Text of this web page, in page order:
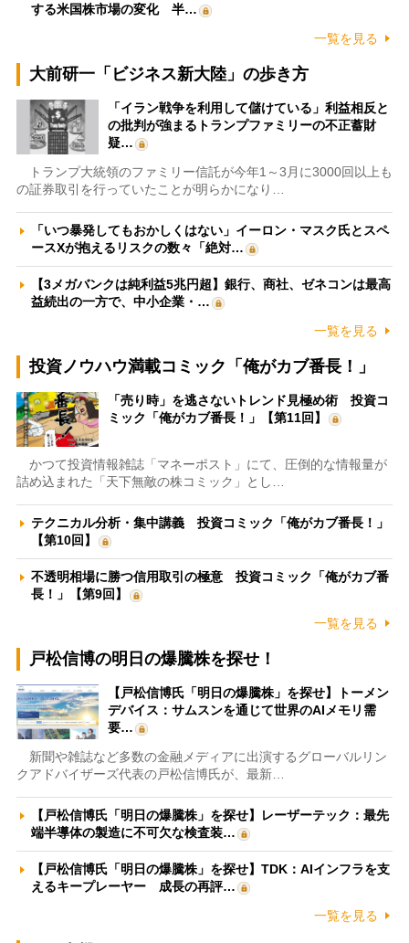
する米国株市場の変化 半…
一覧を見る
大前研一「ビジネス新大陸」の歩き方
「イラン戦争を利用して儲けている」利益相反と
の批判が強まるトランプファミリーの不正蓄財
疑…
トランプ大統領のファミリー信託が今年1～3月に3000回以上も
の証券取引を行っていたことが明らかになり…
「いつ暴発してもおかしくはない」イーロン・マスク氏とスペ
ースXが抱えるリスクの数々「絶対…
【3メガバンクは純利益5兆円超】銀行、商社、ゼネコンは最高
益続出の一方で、中小企業・…
一覧を見る
投資ノウハウ満載コミック「俺がカブ番長！」
「売り時」を逃さないトレンド見極め術 投資コ
ミック「俺がカブ番長！」【第11回】
かつて投資情報雑誌「マネーポスト」にて、圧倒的な情報量が
詰め込まれた「天下無敵の株コミック」とし…
テクニカル分析・集中講義 投資コミック「俺がカブ番長！」
【第10回】
不透明相場に勝つ信用取引の極意 投資コミック「俺がカブ番
長！」【第9回】
一覧を見る
戸松信博の明日の爆騰株を探せ！
【戸松信博氏「明日の爆騰株」を探せ】トーメン
デバイス：サムスンを通じて世界のAIメモリ需
要…
新聞や雑誌など多数の金融メディアに出演するグローバルリン
クアドバイザーズ代表の戸松信博氏が、最新…
【戸松信博氏「明日の爆騰株」を探せ】レーザーテック：最先
端半導体の製造に不可欠な検査装…
【戸松信博氏「明日の爆騰株」を探せ】TDK：AIインフラを支
えるキープレーヤー 成長の再評…
一覧を見る